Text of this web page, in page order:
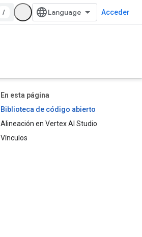
/ Acceder
En esta página
Biblioteca de código abierto
Alineación en Vertex AI Studio
Vínculos